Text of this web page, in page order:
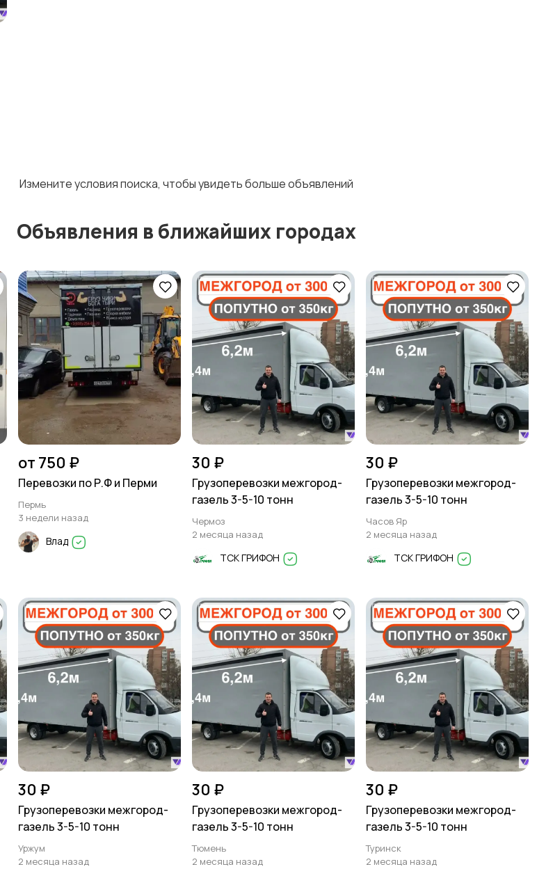
Измените условия поиска, чтобы увидеть больше объявлений
Объявления в ближайших городах
от 750 ₽
Перевозки по Р.Ф и Перми
Пермь
3 недели назад
Влад
30 ₽
Грузоперевозки межгород-
газель 3-5-10 тонн
Чермоз
2 месяца назад
ТСК ГРИФОН
30 ₽
Грузоперевозки межгород-
газель 3-5-10 тонн
Часов Яр
2 месяца назад
ТСК ГРИФОН
30 ₽
Грузоперевозки межгород-
газель 3-5-10 тонн
Уржум
2 месяца назад
30 ₽
Грузоперевозки межгород-
газель 3-5-10 тонн
Тюмень
2 месяца назад
30 ₽
Грузоперевозки межгород-
газель 3-5-10 тонн
Туринск
2 месяца назад